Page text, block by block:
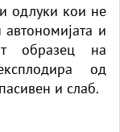
одлуки кои не
автономијата и
образец на
од
и слаб.